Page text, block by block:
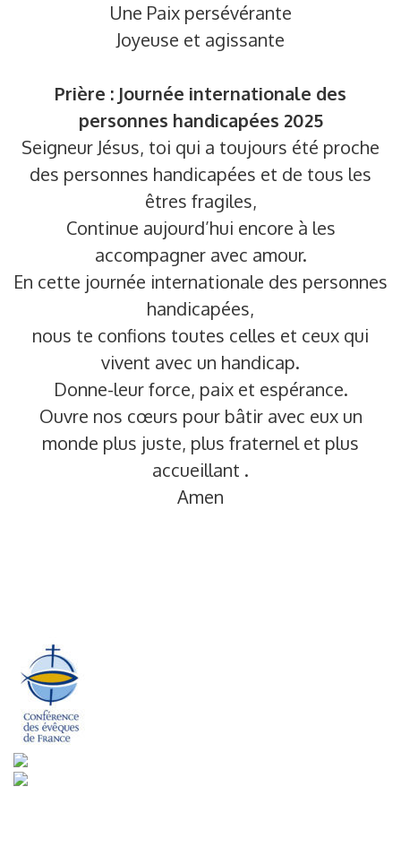
Une Paix persévérante
Joyeuse et agissante
Prière : Journée internationale des
personnes handicapées 2025
Seigneur Jésus, toi qui a toujours été proche
des personnes handicapées et de tous les
êtres fragiles,
Continue aujourd’hui encore à les
accompagner avec amour.
En cette journée internationale des personnes
handicapées,
nous te confions toutes celles et ceux qui
vivent avec un handicap.
Donne-leur force, paix et espérance.
Ouvre nos cœurs pour bâtir avec eux un
monde plus juste, plus fraternel et plus
accueillant .
Amen